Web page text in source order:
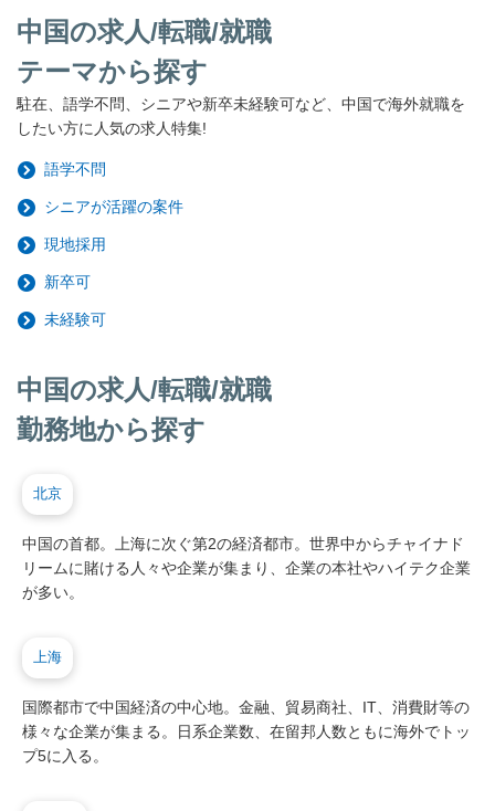
中国の求人/転職/就職
テーマから探す
駐在、語学不問、シニアや新卒未経験可など、中国で海外就職を
したい方に人気の求人特集!
語学不問
シニアが活躍の案件
現地採用
新卒可
未経験可
中国の求人/転職/就職
勤務地から探す
北京
中国の首都。上海に次ぐ第2の経済都市。世界中からチャイナド
リームに賭ける人々や企業が集まり、企業の本社やハイテク企業
が多い。
上海
国際都市で中国経済の中心地。金融、貿易商社、IT、消費財等の
様々な企業が集まる。日系企業数、在留邦人数ともに海外でトッ
プ5に入る。